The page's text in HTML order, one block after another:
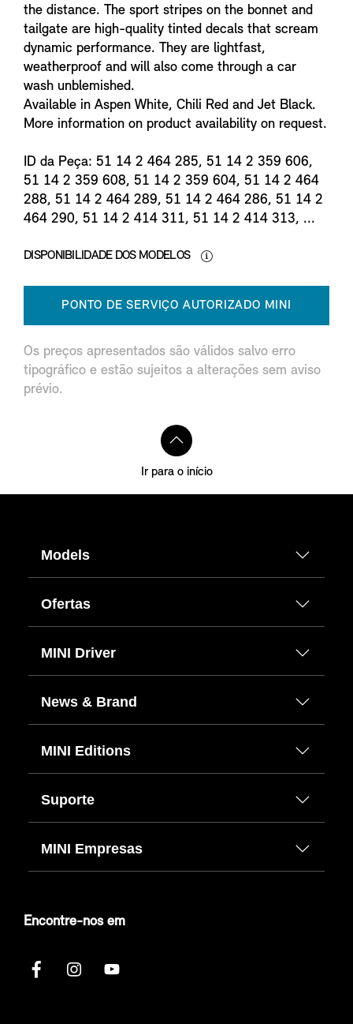
the distance. The sport stripes on the bonnet and
tailgate are high-quality tinted decals that scream
dynamic performance. They are lightfast,
weatherproof and will also come through a car
wash unblemished.
Available in Aspen White, Chili Red and Jet Black.
More information on product availability on request.
ID da Peça: 51 14 2 464 285, 51 14 2 359 606,
51 14 2 359 608, 51 14 2 359 604, 51 14 2 464
288, 51 14 2 464 289, 51 14 2 464 286, 51 14 2
464 290, 51 14 2 414 311, 51 14 2 414 313, ...
DISPONIBILIDADE DOS MODELOS
PONTO DE SERVIÇO AUTORIZADO MINI
Os preços apresentados são válidos salvo erro
tipográfico e estão sujeitos a alterações sem aviso
prévio.
Ir para o início
Models
Ofertas
MINI Driver
News & Brand
MINI Editions
Suporte
MINI Empresas
Encontre-nos em